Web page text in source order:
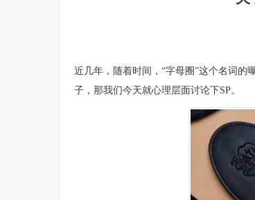
近几年，随着时间，“字母圈”这个名词的
子，那我们今天就心理层面讨论下SP。